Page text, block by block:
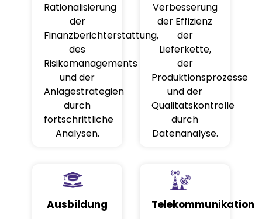
Rationalisierung
der
Finanzberichterstattung,
des
Risikomanagements
und der
Anlagestrategien
durch
fortschrittliche
Analysen.
Verbesserung
der Effizienz
der
Lieferkette,
der
Produktionsprozesse
und der
Qualitätskontrolle
durch
Datenanalyse.
Ausbildung Telekommunikation